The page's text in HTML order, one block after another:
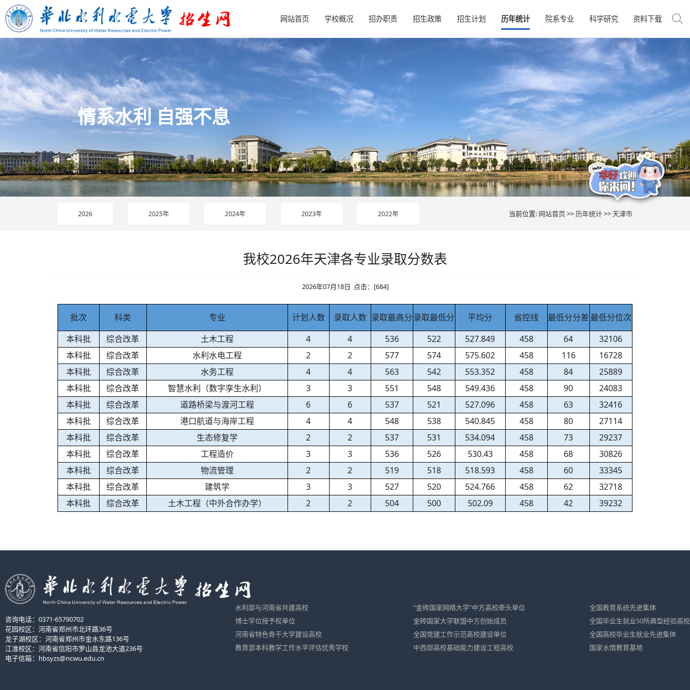
网站首页 学校概况 招办职责 招生政策 招生计划 历年统计 院系专业 科学研究 资料下载
情系水利 自强不息
2026 2025年 2024年 2023年 2022年 当前位置: 网站首页>> 历年统计>>天津市
我校2026年天津各专业录取分数表
2026年07月18日 点击：[684]
批次 科类 专业 计划人数 录取人数 录取最高分录取最低分 平均分 省控线 最低分分差最低分位次
本科批
综合改革 土木工程 4 4 536 522 527.849 458 64
32106
本科批
综合改革 水利水电工程 2 2 577 574 575.602 458 116
16728
本科批
综合改革 水务工程 4 4 563 542 553.352 458 84
25889
本科批
综合改革 智慧水利（数字孪生水利） 3 3 551 548 549.436 458 90
24083
本科批
综合改革 道路桥梁与渡河工程 6 6 537 521 527.096 458 63
32416
本科批
综合改革 港口航道与海岸工程 4 4 548 538 540.845 458 80
27114
本科批
综合改革 生态修复学 2 2 537 531 534.094 458 73
29237
本科批
综合改革 工程造价 3 3 536 526 530.43 458 68
30826
本科批
综合改革 物流管理 2 2 519 518 518.593 458 60
33345
本科批
综合改革 建筑学 3 3 527 520 524.766 458 62
32718
本科批
综合改革 土木工程（中外合作办学） 2 2 504 500 502.09 458 42 39232
咨询电话：0371-65790702
花园校区：河南省郑州市北环路36号
龙子湖校区：河南省郑州市金水东路136号
江淮校区：河南省信阳市罗山县龙池大道236号
电子信箱：hbsyzs@ncwu.edu.cn
水利部与河南省共建高校
博士学位授予权单位
河南省特色骨干大学建设高校
教育部本科教学工作水平评估优秀学校
“金砖国家网络大学”中方高校牵头单位
金砖国家大学联盟中方创始成员
全国党建工作示范高校建设单位
中西部高校基础能力建设工程高校
全国教育系统先进集体
全国毕业生就业50所典型经验高校
全国高校毕业生就业先进集体
国家水情教育基地